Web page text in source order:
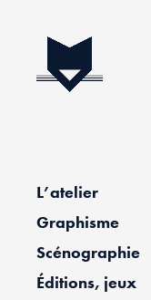
L’atelier
Graphisme
Scénographie
Éditions, jeux